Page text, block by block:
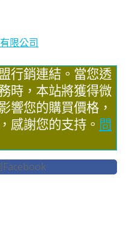
限公司
行銷連結。當您透
時，本站將獲得微
響您的購買價格，
感謝您的支持。 問
Facebook